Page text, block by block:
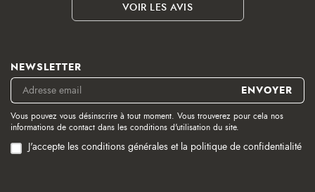
VOIR LES AVIS
NEWSLETTER
Vous pouvez vous désinscrire à tout moment. Vous trouverez pour cela nos
informations de contact dans les conditions d'utilisation du site.
J'accepte les conditions générales et la politique de confidentialité